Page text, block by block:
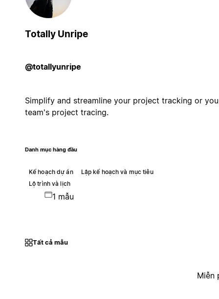
Totally Unripe
@totallyunripe
Simplify and streamline your project tracking or
team's project tracing.
Danh mục hàng đầu
Kế hoạch dự án
Lập kế hoạch và mục tiêu
Lộ trình và lịch
1 mẫu
Tất cả mẫu
Miễn